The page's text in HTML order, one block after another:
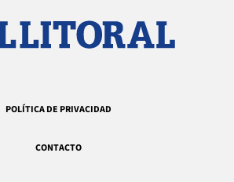
POLÍTICA DE PRIVACIDAD
CONTACTO